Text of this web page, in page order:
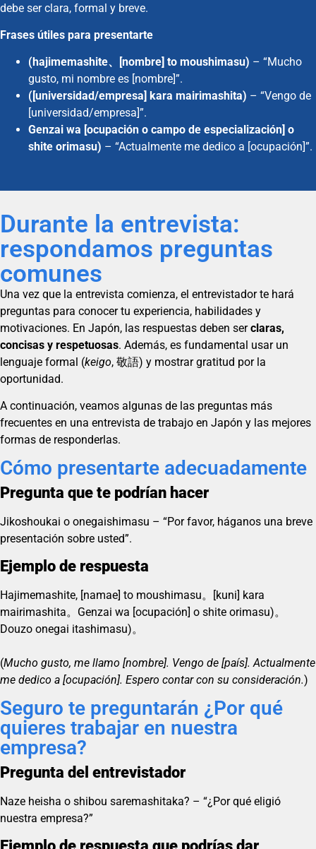
debe ser clara, formal y breve.
Frases útiles para presentarte
(hajimemashite、[nombre] to moushimasu) – “Mucho
gusto, mi nombre es [nombre]”.
([universidad/empresa] kara mairimashita) – “Vengo de
[universidad/empresa]”.
Genzai wa [ocupación o campo de especialización] o
shite orimasu) – “Actualmente me dedico a [ocupación]”.
Durante la entrevista:
respondamos preguntas
comunes
Una vez que la entrevista comienza, el entrevistador te hará
preguntas para conocer tu experiencia, habilidades y
motivaciones. En Japón, las respuestas deben serclaras,
concisas y respetuosas. Además, es fundamental usar un
lenguaje formal (keigo, 敬語) y mostrar gratitud por la
oportunidad.
A continuación, veamos algunas de las preguntas más
frecuentes en una entrevista de trabajo en Japón y las mejores
formas de responderlas.
Cómo presentarte adecuadamente
Pregunta que te podrían hacer
Jikoshoukai o onegaishimasu – “Por favor, háganos una breve
presentación sobre usted”.
Ejemplo de respuesta
Hajimemashite, [namae] to moushimasu。[kuni] kara
mairimashita。Genzai wa [ocupación] o shite orimasu)。
Douzo onegai itashimasu)。
(Mucho gusto, me llamo [nombre]. Vengo de [país]. Actualmente
me dedico a [ocupación]. Espero contar con su consideración.)
Seguro te preguntarán ¿Por qué
quieres trabajar en nuestra
empresa?
Pregunta del entrevistador
Naze heisha o shibou saremashitaka? – “¿Por qué eligió
nuestra empresa?”